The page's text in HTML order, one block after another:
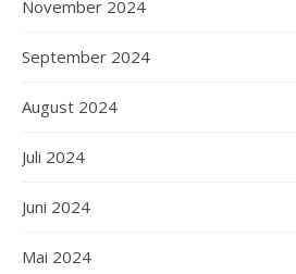
November 2024
September 2024
August 2024
Juli 2024
Juni 2024
Mai 2024